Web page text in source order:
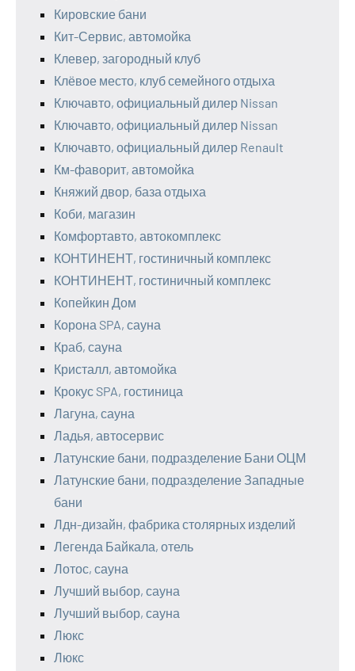
Кировские бани
Кит-Сервис, автомойка
Клевер, загородный клуб
Клёвое место, клуб семейного отдыха
Ключавто, официальный дилер Nissan
Ключавто, официальный дилер Nissan
Ключавто, официальный дилер Renault
Км-фаворит, автомойка
Княжий двор, база отдыха
Коби, магазин
Комфортавто, автокомплекс
КОНТИНЕНТ, гостиничный комплекс
КОНТИНЕНТ, гостиничный комплекс
Копейкин Дом
Корона SPA, сауна
Краб, сауна
Кристалл, автомойка
Крокус SPA, гостиница
Лагуна, сауна
Ладья, автосервис
Латунские бани, подразделение Бани ОЦМ
Латунские бани, подразделение Западные
бани
Лдн-дизайн, фабрика столярных изделий
Легенда Байкала, отель
Лотос, сауна
Лучший выбор, сауна
Лучший выбор, сауна
Люкс
Люкс